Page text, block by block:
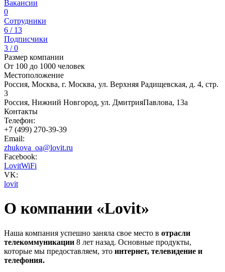
Вакансии
0
Сотрудники
6 / 13
Подписчики
3 / 0
Размер компании
От 100 до 1000 человек
Местоположение
Россия, Москва, г. Москва, ул. Верхняя Радищевская, д. 4, стр.
3
Россия, Нижний Новгород, ул. ДмитрияПавлова, 13а
Контакты
Телефон:
+7 (499) 270-39-39
Email:
zhukova_oa@lovit.ru
Facebook:
LovitWiFi
VK:
lovit
О компании «Lovit»
Наша компания успешно заняла свое место в отрасли
телекоммуникации 8 лет назад. Основные продукты,
которые мы предоставляем, это интернет, телевидение и
телефония.